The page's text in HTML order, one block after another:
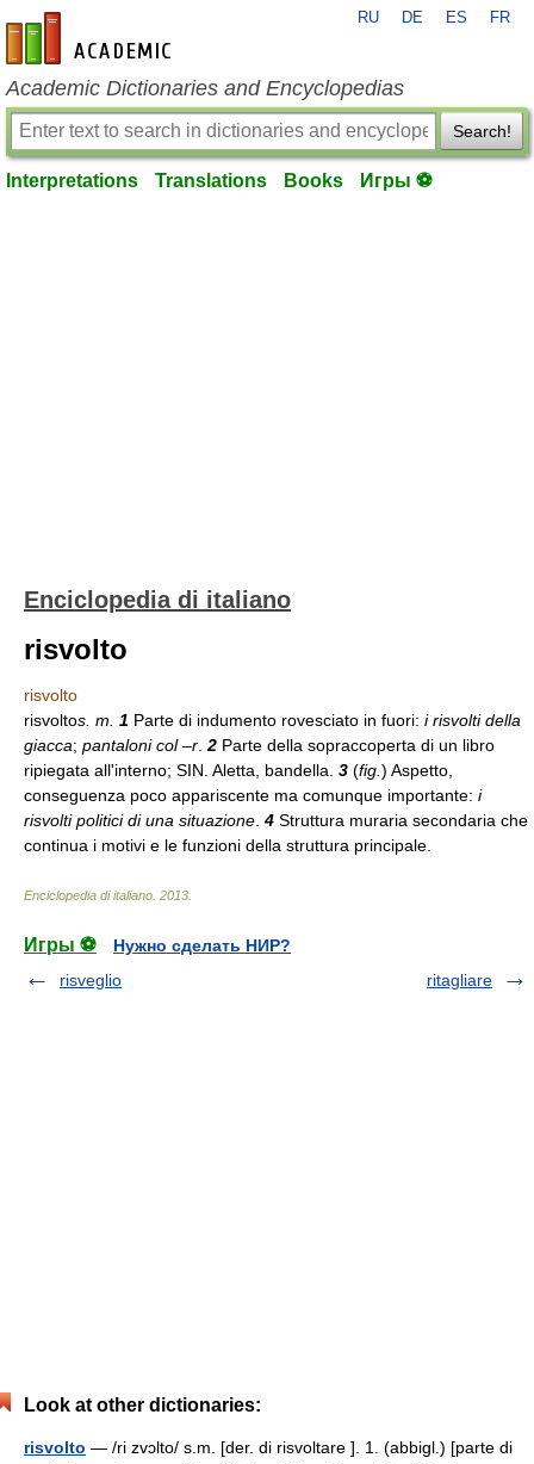
en-academic.com
RU DE ES FR
Academic Dictionaries and Encyclopedias
Search!
Interpretations Translations Books Игры ⚽
Enciclopedia di italiano
risvolto
risvolto
risvoltos. m. 1 Parte di indumento rovesciato in fuori: i risvolti della
giacca; pantaloni col –r 2 Parte della sopraccoperta di un libro
ripiegata all'interno; SIN. Aletta, bandella. 3 (fig. ) Aspetto,
conseguenza poco appariscente ma comunque importante: i
risvolti politici di una situazione 4 Struttura muraria secondaria che
continua i motivi e le funzioni della struttura principale.
Enciclopedia di italiano 2013
Игры ⚽
Нужно сделать НИР?
risveglio
ritagliare
Look at other dictionaries:
risvolto — /ri zvɔlto/ s.m. [der. di risvoltare ]. 1. (abbigl.) [parte di